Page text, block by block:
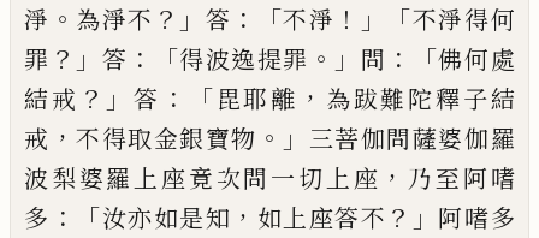
淨 。 為淨不 ？」 答 ：「不淨 ！」「不淨得何
罪 ？」 答 ： 「得波逸提罪 。」 問 ：「佛何處
結戒 ？」答 ：「 毘耶離 ， 為跋難陀釋子結
戒 ，不得取金銀寶物 。」 三菩伽問薩婆伽羅
波梨婆羅上座竟次問一切上座 ， 乃至阿嗜
多 ：「汝亦如是知 ， 如上座答不 ？」 阿嗜多